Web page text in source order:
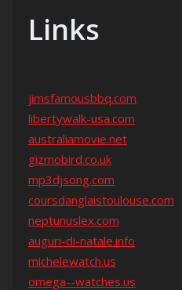
Links
jimsfamousbbq.com
libertywalk-usa.com
australiamovie.net
gizmobird.co.uk
mp3djsong.com
coursdanglaistoulouse.com
neptunuslex.com
auguri-di-natale.info
michelewatch.us
omega--watches.us